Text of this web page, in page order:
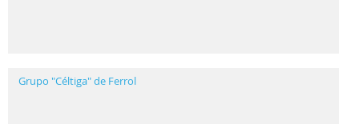
Grupo "Céltiga" de Ferrol